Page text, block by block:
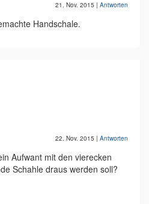
21. Nov. 2015 | Antworten
Handschale.
22. Nov. 2015 | Antworten
Aufwant mit den vierecken
Schahle draus werden soll?